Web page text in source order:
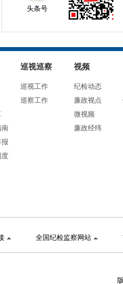
头条号
巡视巡察
巡视工作
巡察工作
视频
纪检动态
廉政视点
微视频
廉政经纬
全国纪检监察网站